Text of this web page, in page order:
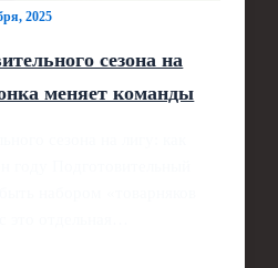
2025
сезона на
меняет команды